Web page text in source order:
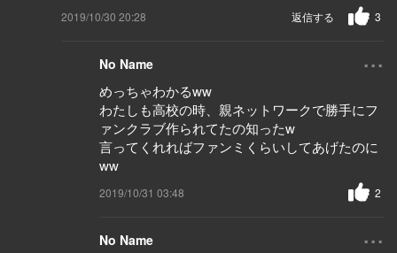
2019/10/30 20:28 3
返信する
No Name ...
めっちゃわかるww
わたしも高校の時、親ネットワークで勝手にフ
ァンクラブ作られてたの知ったw
言ってくれればファンミくらいしてあげたのに
ww
2019/10/31 03:48 2
No Name ...